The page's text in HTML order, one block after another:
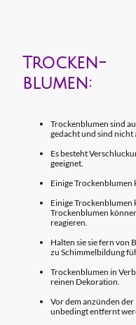
Trocken-
blumen:
Trockenblumen sind
gedacht und sind nicht
Es besteht
geeignet.
Einige
Einige Trockenblumen
Trockenblumen
reagieren.
Halten sie sie fern von
zu Schimmelbildung
Trockenblumen in
reinen Dekoration.
Vor dem anzünden
unbedingt entfernt